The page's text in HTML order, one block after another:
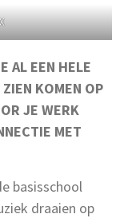
AL EEN HELE
KOMEN OP
JE WERK
MET
basisschool
draaien op